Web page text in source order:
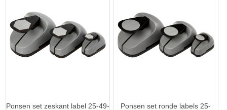
Ponsen set zeskant label 25-49-
Ponsen set ronde labels 25-